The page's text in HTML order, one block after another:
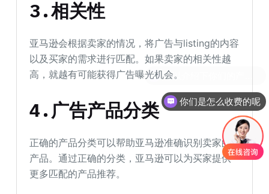
3.相关性
亚马逊会根据卖家的情况，将广告与listing的内容
以及买家的需求进行匹配。如果卖家的相关性越
高，就越有可能获得广告曝光机会。
4.广告产品分类
正确的产品分类可以帮助亚马逊准确识别卖家的
产品。通过正确的分类，亚马逊可以为买家提供
更多匹配的产品推荐。
你们是怎么收费的呢